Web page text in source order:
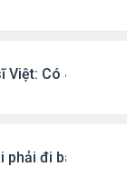
Việt: Có 4 nhà ở
phải đi bán cơm ở